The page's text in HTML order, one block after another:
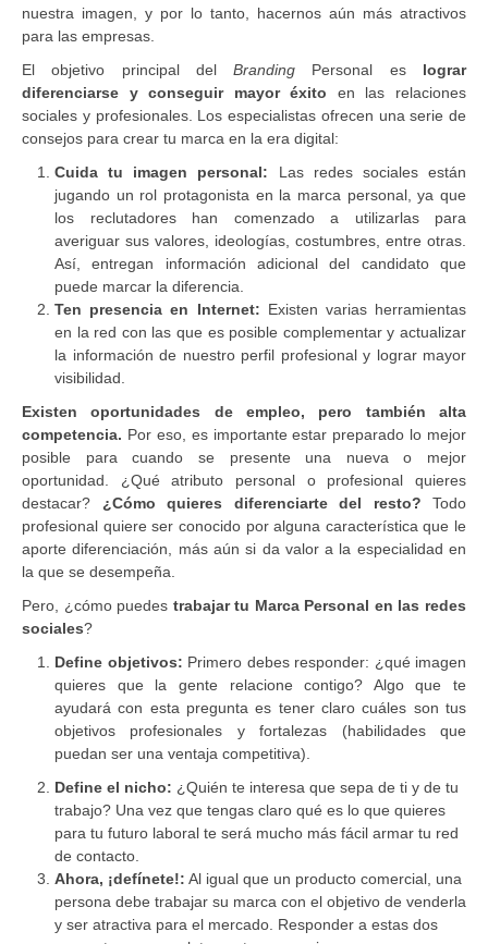
nuestra imagen, y por lo tanto, hacernos aún más atractivos
para las empresas.
El objetivo principal delBranding Personal es lograr
diferenciarse y conseguir mayor éxito en las relaciones
sociales y profesionales. Los especialistas ofrecen una serie de
consejos para crear tu marca en la era digital:
Cuida tu imagen personal: Las redes sociales están
jugando un rol protagonista en la marca personal, ya que
los reclutadores han comenzado a utilizarlas para
averiguar sus valores, ideologías, costumbres, entre otras.
Así, entregan información adicional del candidato que
puede marcar la diferencia.
Ten presencia en Internet: Existen varias herramientas
en la red con las que es posible complementar y actualizar
la información de nuestro perfil profesional y lograr mayor
visibilidad.
Existen oportunidades de empleo, pero también alta
competencia. Por eso, es importante estar preparado lo mejor
posible para cuando se presente una nueva o mejor
oportunidad. ¿Qué atributo personal o profesional quieres
destacar? ¿Cómo quieres diferenciarte del resto? Todo
profesional quiere ser conocido por alguna característica que le
aporte diferenciación, más aún si da valor a la especialidad en
la que se desempeña.
Pero, ¿cómo puedes trabajar tu Marca Personal en las redes
sociales?
Define objetivos: Primero debes responder: ¿qué imagen
quieres que la gente relacione contigo? Algo que te
ayudará con esta pregunta es tener claro cuáles son tus
objetivos profesionales y fortalezas (habilidades que
puedan ser una ventaja competitiva).
Define el nicho: ¿Quién te interesa que sepa de ti y de tu
trabajo? Una vez que tengas claro qué es lo que quieres
para tu futuro laboral te será mucho más fácil armar tu red
de contacto.
Ahora, ¡defínete!: Al igual que un producto comercial, una
persona debe trabajar su marca con el objetivo de venderla
y ser atractiva para el mercado. Responder a estas dos